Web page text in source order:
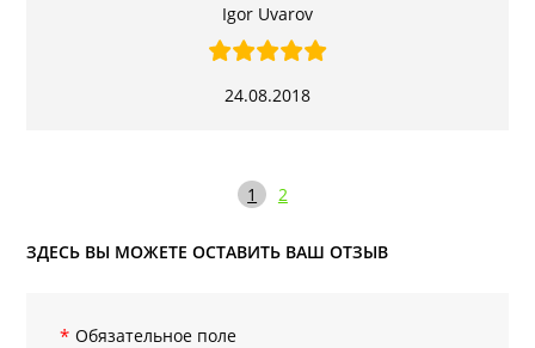
Igor Uvarov
24.08.2018
1 2
ЗДЕСЬ ВЫ МОЖЕТЕ ОСТАВИТЬ ВАШ ОТЗЫВ
Обязательное поле